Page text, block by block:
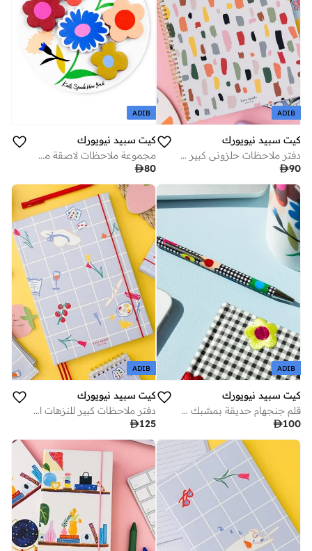
ADIB
كيت سبيد نيويورك
دفتر ملاحظات حلزوني كبير بضربات فرشاة فنية
90
ADIB
كيت سبيد نيويورك
مجموعة ملاحظات لاصقة مقطوعة بالليزر بنقشة المربعات والحديقة
80
ADIB
كيت سبيد نيويورك
قلم جنجهام حديقة بمشبك وزر ضغط
100
ADIB
كيت سبيد نيويورك
دفتر ملاحظات كبير للنزهات الخارجية
125